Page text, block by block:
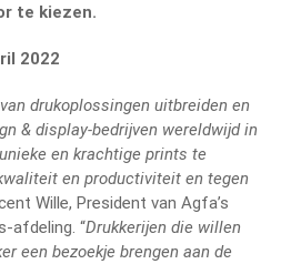
te kiezen.
2022
drukoplossingen uitbreiden en
& display-bedrijven wereldwijd in
en krachtige prints te
en productiviteit en tegen
Wille, President van Agfa’s
afdeling. “Drukkerijen die willen
een bezoekje brengen aan de